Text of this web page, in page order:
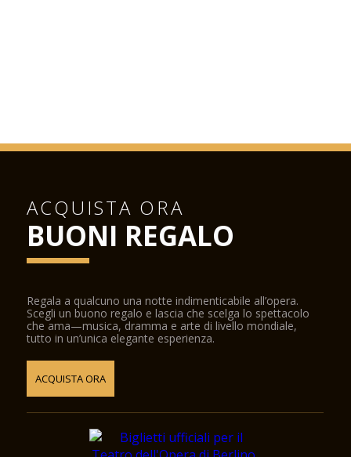
ACQUISTA ORA
BUONI REGALO
Regala a qualcuno una notte indimenticabile all’opera.
Scegli un buono regalo e lascia che scelga lo spettacolo
che ama—musica, dramma e arte di livello mondiale,
tutto in un’unica elegante esperienza.
ACQUISTA ORA